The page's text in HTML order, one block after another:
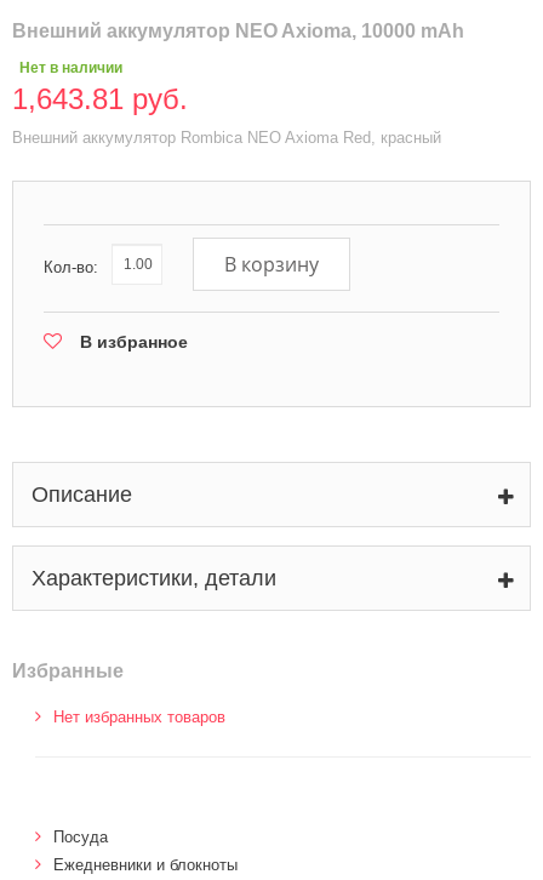
Внешний аккумулятор NEO Axioma, 10000 mAh
Нет в наличии
1,643.81 руб.
Внешний аккумулятор Rombica NEO Axioma Red, красный
Кол-во: В корзину
В избранное
Описание
Характеристики, детали
Избранные
Нет избранных товаров
Посуда
Ежедневники и блокноты